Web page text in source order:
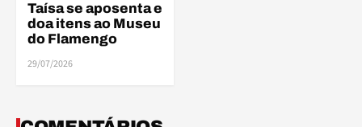
ELENCO
Taísa se aposenta e
doa itens ao Museu
do Flamengo
29/07/2026